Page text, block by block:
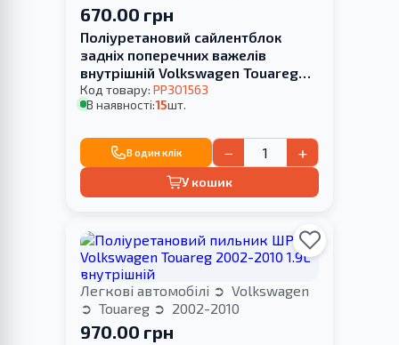
670.00 грн
Поліуретановий сайлентблок
задніх поперечних важелів
внутрішній Volkswagen Touareg
2002-2010
Код товару: PP301563
В наявності:15шт.
В один клік − +
У кошик
Легкові автомобілі
Volkswagen
Touareg
2002-2010
970.00 грн